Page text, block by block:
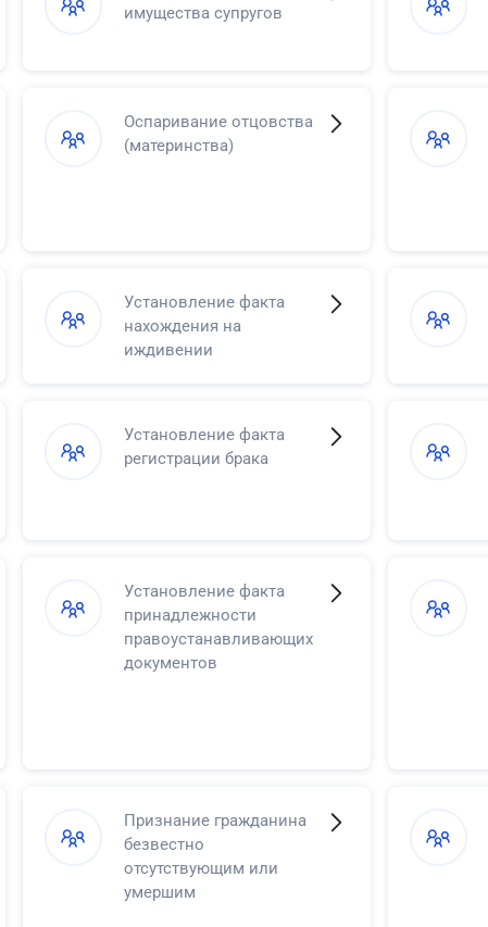
имущества супругов
Оспаривание отцовства
(материнства)
Установление факта
нахождения на
иждивении
Установление факта
регистрации брака
Установление факта
принадлежности
правоустанавливающих
документов
Признание гражданина
безвестно
отсутствующим или
умершим